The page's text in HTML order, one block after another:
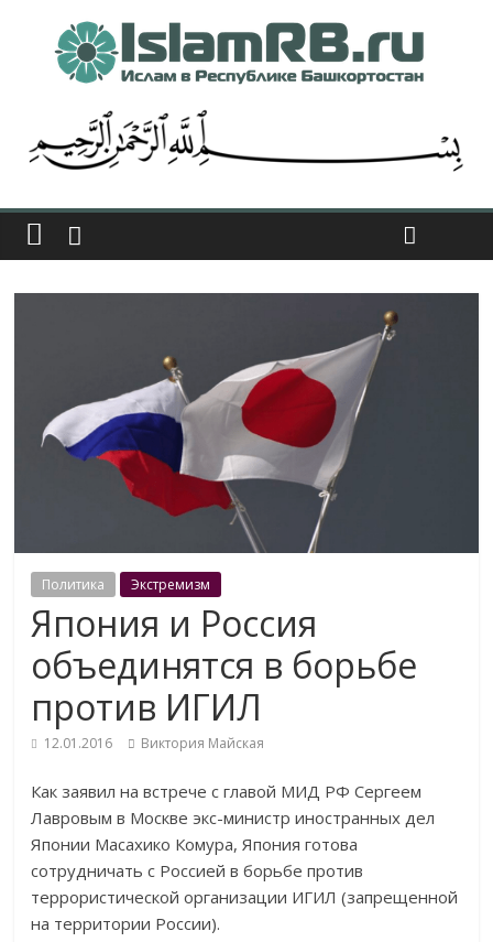
Политика Экстремизм
Япония и Россия
объединятся в борьбе
против ИГИЛ
12.01.2016 Виктория Майская
Как заявил на встрече с главой МИД РФ Сергеем
Лавровым в Москве экс-министр иностранных дел
Японии Масахико Комура, Япония готова
сотрудничать с Россией в борьбе против
террористической организации ИГИЛ (запрещенной
на территории России).